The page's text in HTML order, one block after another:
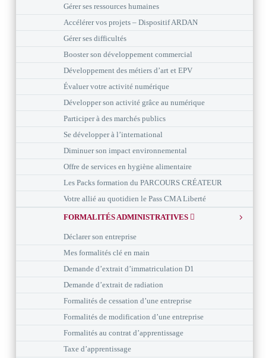
Gérer ses ressources humaines
Accélérer vos projets – Dispositif ARDAN
Gérer ses difficultés
Booster son développement commercial
Développement des métiers d’art et EPV
Évaluer votre activité numérique
Développer son activité grâce au numérique
Participer à des marchés publics
Se développer à l’international
Diminuer son impact environnemental
Offre de services en hygiène alimentaire
Les Packs formation du PARCOURS CRÉATEUR
Votre allié au quotidien le Pass CMA Liberté
FORMALITÉS ADMINISTRATIVES
Déclarer son entreprise
Mes formalités clé en main
Demande d’extrait d’immatriculation D1
Demande d’extrait de radiation
Formalités de cessation d’une entreprise
Formalités de modification d’une entreprise
Formalités au contrat d’apprentissage
Taxe d’apprentissage